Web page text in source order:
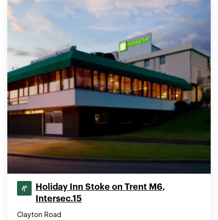
Holiday Inn Stoke on Trent M6,
Intersec.15
Clayton Road